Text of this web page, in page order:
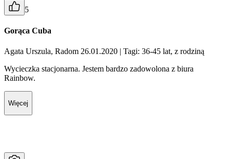
5
Gorąca Cuba
Agata Urszula, Radom 26.01.2020 | Tagi: 36-45 lat, z rodziną
Wycieczka stacjonarna. Jestem bardzo zadowolona z biura
Rainbow.
Więcej